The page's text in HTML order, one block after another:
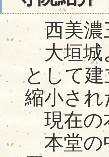
西美濃
大垣城
として
縮小され
現在の
本堂の